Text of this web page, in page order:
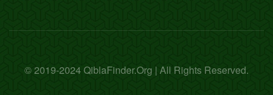
© 2019-2024 QiblaFinder.Org | All Rights Reserved.